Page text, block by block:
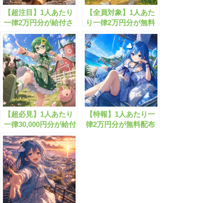
【超注目】1人あたり
一律2万円分が給付さ
れまし!!
【全員対象】1人あた
り一律2万円分が無料
配布されます！
【超必見】1人あたり
一律30,000円分が給付
されます！
【特報】1人あたり一
律2万円分が無料配布